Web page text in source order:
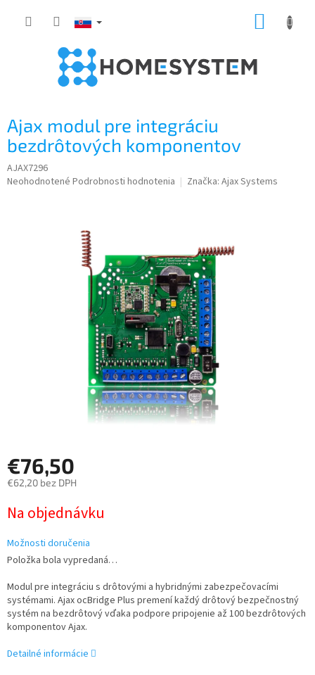
Ajax modul pre integráciu
bezdrôtových komponentov
AJAX7296
Priemerné
Neohodnotené Podrobnosti hodnotenia Značka: Ajax Systems
€76,50
€62,20 bez DPH
cena:
Na objednávku
Možnosti doručenia
Položka bola vypredaná…
Modul pre integráciu s drôtovými a hybridnými zabezpečovacími
systémami. Ajax ocBridge Plus premení každý drôtový bezpečnostný
systém na bezdrôtový vďaka podpore pripojenie až 100 bezdrôtových
komponentov Ajax.
Detailné informácie